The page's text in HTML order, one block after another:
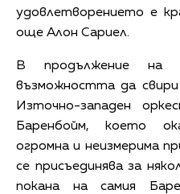
удовлетворението е
още Алон Сариел.
В продължение
възможността да
Източно-западен
Баренбойм, което
огромна и неизмерима
се присъединява за
покана на самия